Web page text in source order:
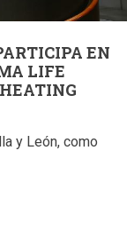
EN
LIFE
y León, como